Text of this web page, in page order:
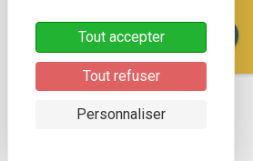
Il n' ya pas d'inconvénient à ce
une psychanalyse, et certains
de la psychanalyse à la TCC.
VOIR LES DISPONIBILITÉS
Tout accepter
Tout refuser
Personnaliser